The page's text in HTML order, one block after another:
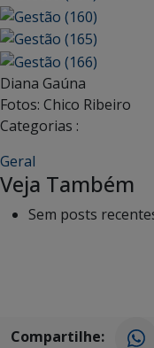
Diana Gaúna
Fotos: Chico Ribeiro
Categorias :
Geral
Veja Também
Sem posts
Compartilhe: